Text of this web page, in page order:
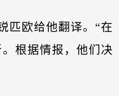
匹欧给他翻译。“在
根据情报，他们决